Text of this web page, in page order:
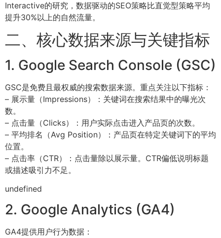
Interactive的研究，数据驱动的SEO策略比直觉型策略平均
提升30%以上的自然流量。
二、核心数据来源与关键指标
1. Google Search Console (GSC)
GSC是免费且最权威的搜索数据来源。重点关注以下指标：
– 展示量（Impressions）：关键词在搜索结果中的曝光次
数。
– 点击量（Clicks）：用户实际点击进入产品页的次数。
– 平均排名（Avg Position）：产品页在特定关键词下的平均
位置。
– 点击率（CTR）：点击量除以展示量。CTR偏低说明标题
或描述吸引力不足。
undefined
2. Google Analytics (GA4)
GA4提供用户行为数据：